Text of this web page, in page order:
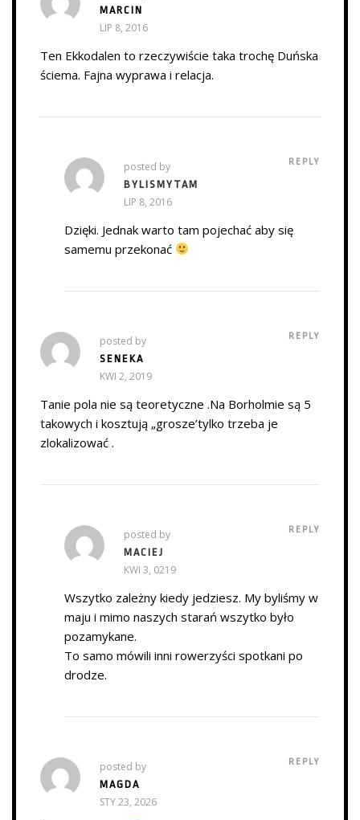
MARCIN
LIP 8, 2016
Ten Ekkodalen to rzeczywiście taka trochę Duńska
ściema. Fajna wyprawa i relacja.
posted by
BYLISMYTAM
LIP 8, 2016
REPLY
Dzięki. Jednak warto tam pojechać aby się
samemu przekonać
posted by
SENEKA
KWI 2, 2019
REPLY
Tanie pola nie są teoretyczne .Na Borholmie są 5
takowych i kosztują „grosze’tylko trzeba je
zlokalizować .
posted by
MACIEJ
KWI 3, 0219
REPLY
Wszytko zależny kiedy jedziesz. My byliśmy w
maju i mimo naszych starań wszytko było
pozamykane.
To samo mówili inni rowerzyści spotkani po
drodze.
posted by
MAGDA
STY 23, 2026
REPLY